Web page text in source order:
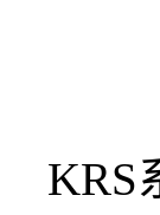
KRS